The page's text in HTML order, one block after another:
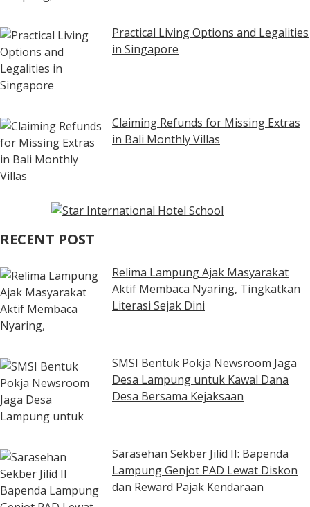
Practical Living Options and Legalities
in Singapore
Claiming Refunds for Missing Extras
in Bali Monthly Villas
RECENT POST
Relima Lampung Ajak Masyarakat
Aktif Membaca Nyaring, Tingkatkan
Literasi Sejak Dini
SMSI Bentuk Pokja Newsroom Jaga
Desa Lampung untuk Kawal Dana
Desa Bersama Kejaksaan
Sarasehan Sekber Jilid II: Bapenda
Lampung Genjot PAD Lewat Diskon
dan Reward Pajak Kendaraan